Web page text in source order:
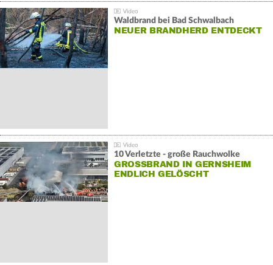
Waldbrand bei Bad Schwalbach
NEUER BRANDHERD ENTDECKT
10 Verletzte - große Rauchwolke
GROSSBRAND IN GERNSHEIM E
NDLICH GELÖSCHT